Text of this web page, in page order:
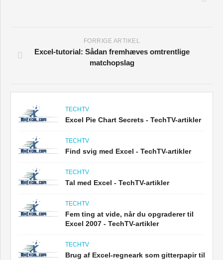
FORRIGE ARTIKEL
Excel-tutorial: Sådan fremhæves omtrentlige
matchopslag
TECHTV
Excel Pie Chart Secrets - TechTV-artikler
TECHTV
Find svig med Excel - TechTV-artikler
TECHTV
Tal med Excel - TechTV-artikler
TECHTV
Fem ting at vide, når du opgraderer til
Excel 2007 - TechTV-artikler
TECHTV
Brug af Excel-regneark som gitterpapir til